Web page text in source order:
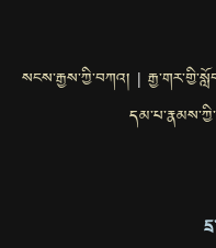
སངས་རྒྱས་ཀྱི་བཀའ། |